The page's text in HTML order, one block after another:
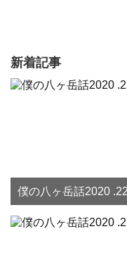
新着記事
僕の八ヶ岳話2020 .22